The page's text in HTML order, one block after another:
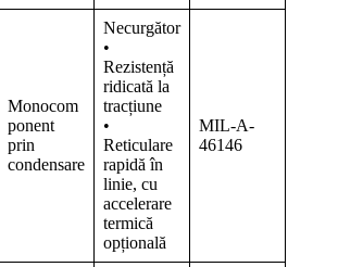
Monocom
ponent
prin
condensare
Necurgător
•
Rezistență
ridicată la
tracțiune
•
Reticulare
rapidă în
linie, cu
accelerare
termică
opțională
MIL-A-
46146